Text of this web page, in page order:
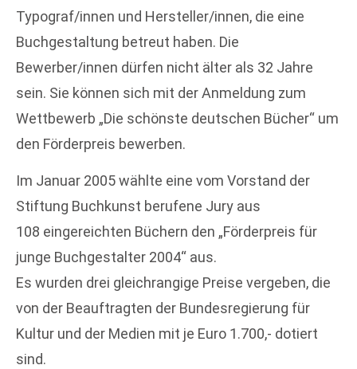
Typograf/innen und Hersteller/innen, die eine
Buchgestaltung betreut haben. Die
Bewerber/innen dürfen nicht älter als 32 Jahre
sein. Sie können sich mit der Anmeldung zum
Wettbewerb „Die schönste deutschen Bücher“ um
den Förderpreis bewerben.
Im Januar 2005 wählte eine vom Vorstand der
Stiftung Buchkunst berufene Jury aus
108 eingereichten Büchern den „Förderpreis für
junge Buchgestalter 2004“ aus.
Es wurden drei gleichrangige Preise vergeben, die
von der Beauftragten der Bundesregierung für
Kultur und der Medien mit je Euro 1.700,- dotiert
sind.